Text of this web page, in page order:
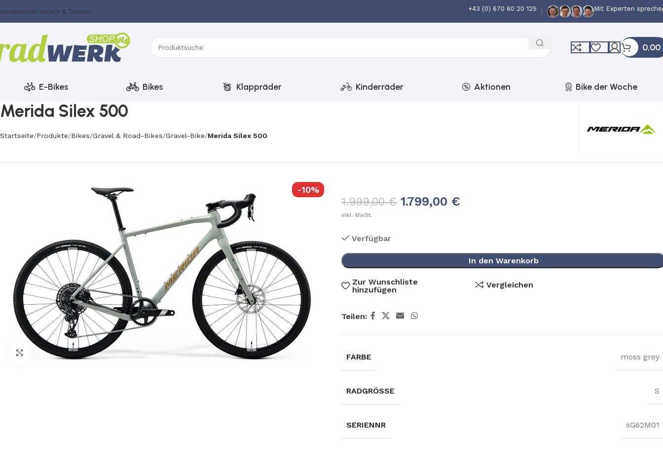
KontaktVerleih & Touren +43 (0) 670 60 20 125 Mit Experten
0,00
E-Bikes Bikes Klappräder Kinderräder Aktionen Bike der Woche
Merida Silex 500
Startseite Produkte Bikes Gravel & Road-Bikes Gravel-Bike Merida Silex 500
-10%
Klick zum Vergrößern
1.999,00€ 1.799,00 €
inkl. MwSt.
Verfügbar
In den Warenkorb
Zur Wunschliste
hinzufügen
Vergleichen
Teilen:
FARBE moss grey
RADGRÖSSE S
SERIENNR sG62M01